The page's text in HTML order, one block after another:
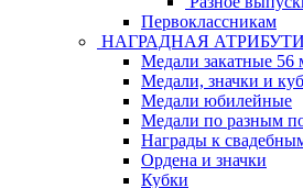
Первоклассникам
НАГРАДНАЯ
Медали закатные 56
Медали, значки и
Медали юбилейные
Медали по разным
Награды к
Ордена и значки
Кубки